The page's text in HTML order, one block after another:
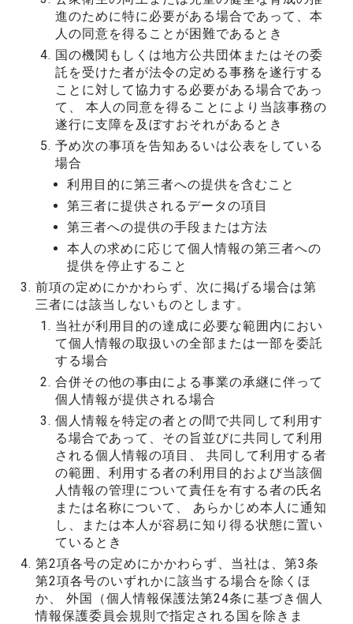
進のために特に必要がある場合であって、本
人の同意を得ることが困難であるとき
国の機関もしくは地方公共団体またはその委
託を受けた者が法令の定める事務を遂行する
ことに対して協力する必要がある場合であっ
て、 本人の同意を得ることにより当該事務の
遂行に支障を及ぼすおそれがあるとき
予め次の事項を告知あるいは公表をしている
場合
利用目的に第三者への提供を含むこと
第三者に提供されるデータの項目
第三者への提供の手段または方法
本人の求めに応じて個人情報の第三者への
提供を停止すること
前項の定めにかかわらず、次に掲げる場合は第
三者には該当しないものとします。
当社が利用目的の達成に必要な範囲内におい
て個人情報の取扱いの全部または一部を委託
する場合
合併その他の事由による事業の承継に伴って
個人情報が提供される場合
個人情報を特定の者との間で共同して利用す
る場合であって、その旨並びに共同して利用
される個人情報の項目、 共同して利用する者
の範囲、利用する者の利用目的および当該個
人情報の管理について責任を有する者の氏名
または名称について、 あらかじめ本人に通知
し、または本人が容易に知り得る状態に置い
ているとき
第2項各号の定めにかかわらず、当社は、第3条
第2項各号のいずれかに該当する場合を除くほ
か、 外国（個人情報保護法第24条に基づき個人
情報保護委員会規則で指定される国を除きま